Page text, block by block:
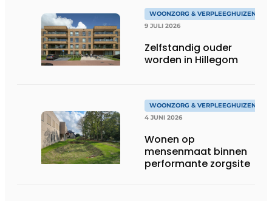
WOONZORG & VERPLEEGHUIZEN
9 JULI 2026
Zelfstandig ouder
worden in Hillegom
WOONZORG & VERPLEEGHUIZEN
4 JUNI 2026
Wonen op
mensenmaat binnen
performante zorgsite